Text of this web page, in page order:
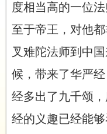
度相当高的一位
至于帝王，对他
叉难陀法师到中
候，带来了华严
经多出了九千颂
经的义趣已经能